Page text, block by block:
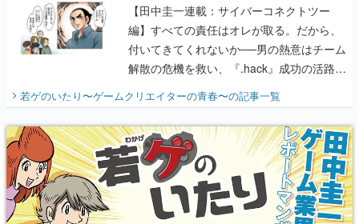
【田中圭一連載：サイバーコネクトツー
編】すべての責任はオレが取る。だから、
付いてきてくれないか──男の熱意はチーム
解散の危機を救い、『.hack』成功の活路を
開く。業界の快男児・松山 洋に流れる血は
『少年ジャンプ』色だった【若ゲのいた
り】
若ゲのいたり〜ゲームクリエイターの青春〜の記事一覧